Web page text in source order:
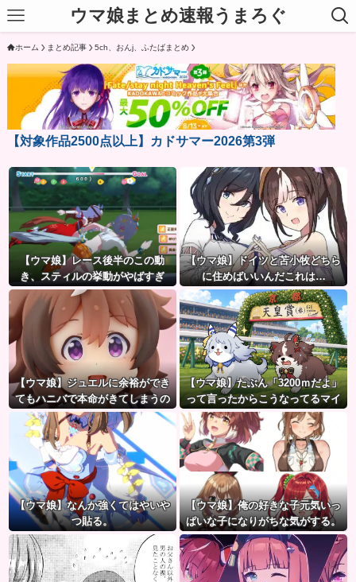
ウマ娘まとめ速報うまろぐ
ホーム まとめ記事 5ch、おんj、ふたばまとめ
【対象作品2500点以上】カドサマー2026第3弾
【ウマ娘】レース後半のこの動
き、スティルの挙動がやばすぎ
る。
【ウマ娘】ドイツと苫小牧どちら
に住めばいいんだこれは…
【ウマ娘】ジュエルに余裕ができ
てもハニバで本命がきてしまうの
だ。
【ウマ娘】たぶん「3200ｍだよ」
って言ったからこうなってるマイ
ル犬
【ウマ娘】なんか強くてはやいや
つ貼る。
【ウマ娘】俺の好きな子元気いっ
ぱいな子になりがちな気がする。
←「元気OPPAIの間違いだろ…」